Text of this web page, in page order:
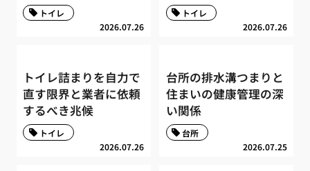
2026.07.26
トイレ
2026.07.26
トイレ
トイレ詰まりを自力で
直す限界と業者に依頼
するべき兆候
2026.07.26
トイレ
台所の排水溝つまりと
住まいの健康管理の深
い関係
2026.07.25
台所